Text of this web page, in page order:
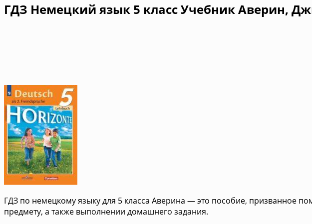
ГДЗ Немецкий язык 5 класс Учебник Аверин,
ГДЗ по немецкому языку для 5 класса Аверина — это пособие, призванное
предмету, а также выполнении домашнего задания.